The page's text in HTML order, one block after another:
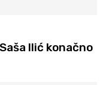
Saša Ilić konačno